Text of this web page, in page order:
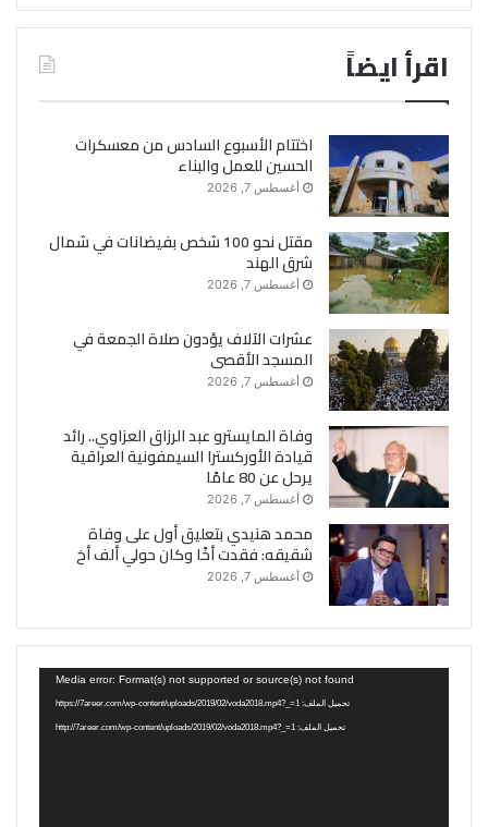
اقرأ ايضاً
اختتام الأسبوع السادس من معسكرات
الحسين للعمل والبناء
أغسطس 7, 2026
مقتل نحو 100 شخص بفيضانات في شمال
شرق الهند
أغسطس 7, 2026
عشرات الآلاف يؤدون صلاة الجمعة في
المسجد الأقصى
أغسطس 7, 2026
وفاة المايسترو عبد الرزاق العزاوي.. رائد
قيادة الأوركسترا السيمفونية العراقية
يرحل عن 80 عامًا
أغسطس 7, 2026
محمد هنيدي بتعليق أول على وفاة
شقيقه: فقدت أخًا وكان حولي ألف أخ
أغسطس 7, 2026
Media error: Format(s) not supported or source(s) not found
تحميل الملف: https://7areer.com/wp-content/uploads/2019/02/voda2018.mp4?_=1
تحميل الملف: http://7areer.com/wp-content/uploads/2019/02/voda2018.mp4?_=1